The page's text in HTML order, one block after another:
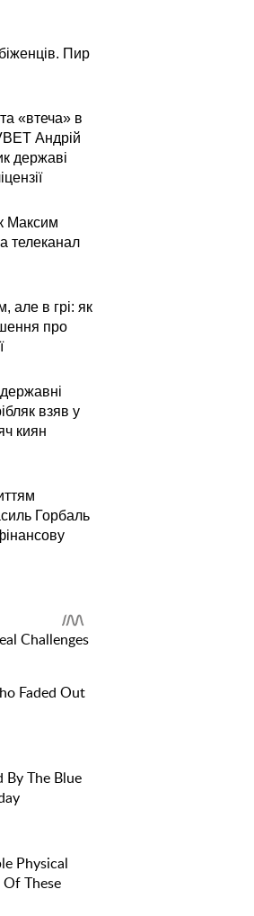
Пир
«втеча» в
Андрій
державі
Максим
телеканал
але в грі: як
про
взяв у
киян
Горбаль